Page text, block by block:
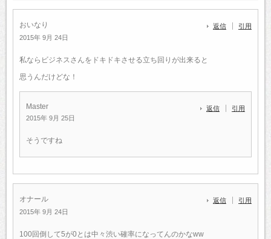
おいなり
2015年 9月 24日
返信 引用
私ならビジネスさんをドキドキさせる立ち回りが出来ると
思うんだけどな！
Master
2015年 9月 25日
返信 引用
そうですね
オナール
2015年 9月 24日
返信 引用
100回倒して5が0とは中々渋い確率になってんのかなww